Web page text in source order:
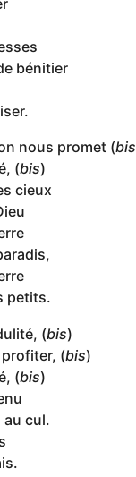
bénitier
nous promet (bis
(bis)
cieux
petits.
(bis)
(bis)
(bis)
au cul.